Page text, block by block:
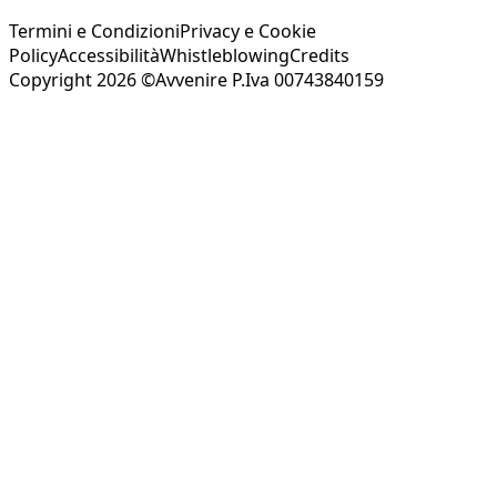
Termini e CondizioniPrivacy e Cookie
PolicyAccessibilitàWhistleblowingCredits
Copyright 2026 ©Avvenire P.Iva 00743840159